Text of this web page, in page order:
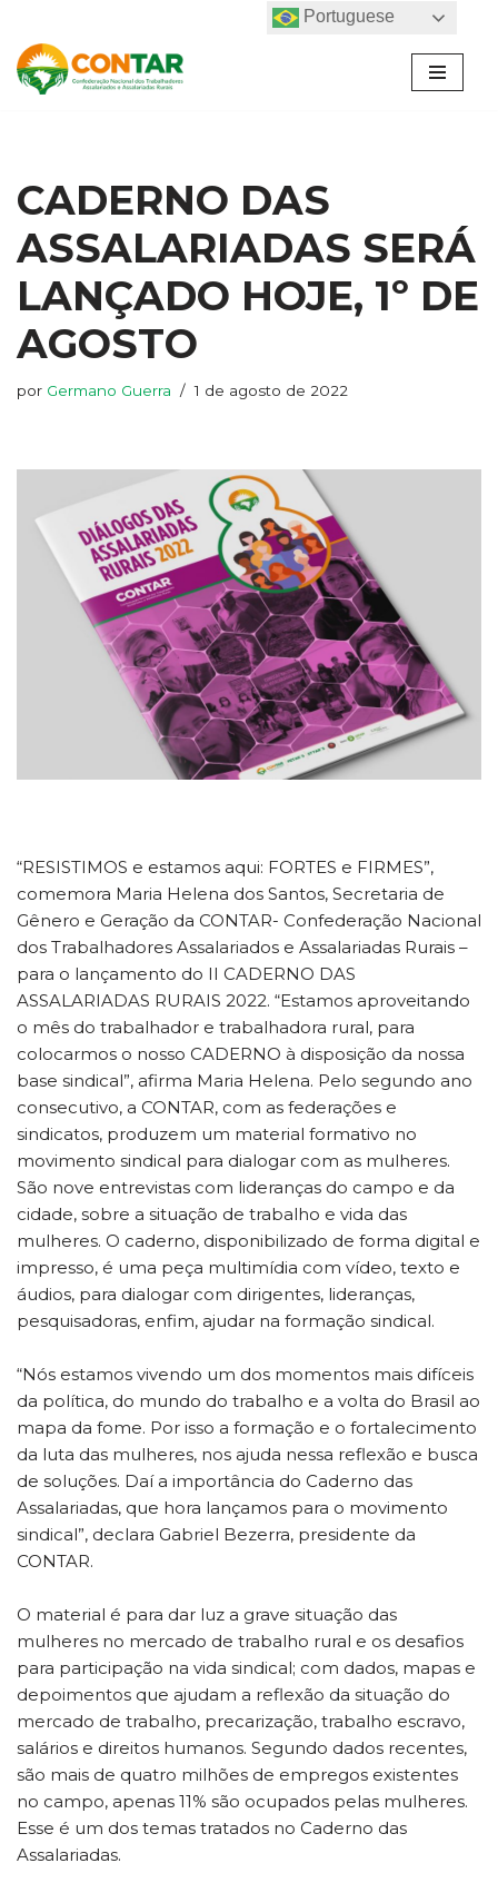
Pular
para
CADERNO DAS
ASSALARIADAS SERÁ
LANÇADO HOJE, 1º DE
AGOSTO
por Germano Guerra 1 de agosto de 2022
“RESISTIMOS e estamos aqui: FORTES e FIRMES”,
comemora Maria Helena dos Santos, Secretaria de
Gênero e Geração da CONTAR- Confederação Nacional
dos Trabalhadores Assalariados e Assalariadas Rurais –
para o lançamento do II CADERNO DAS
ASSALARIADAS RURAIS 2022. “Estamos aproveitando
o mês do trabalhador e trabalhadora rural, para
colocarmos o nosso CADERNO à disposição da nossa
base sindical”, afirma Maria Helena. Pelo segundo ano
consecutivo, a CONTAR, com as federações e
sindicatos, produzem um material formativo no
movimento sindical para dialogar com as mulheres.
São nove entrevistas com lideranças do campo e da
cidade, sobre a situação de trabalho e vida das
mulheres. O caderno, disponibilizado de forma digital e
impresso, é uma peça multimídia com vídeo, texto e
áudios, para dialogar com dirigentes, lideranças,
pesquisadoras, enfim, ajudar na formação sindical.
“Nós estamos vivendo um dos momentos mais difíceis
da política, do mundo do trabalho e a volta do Brasil ao
mapa da fome. Por isso a formação e o fortalecimento
da luta das mulheres, nos ajuda nessa reflexão e busca
de soluções. Daí a importância do Caderno das
Assalariadas, que hora lançamos para o movimento
sindical”, declara Gabriel Bezerra, presidente da
CONTAR.
O material é para dar luz a grave situação das
mulheres no mercado de trabalho rural e os desafios
para participação na vida sindical; com dados, mapas e
depoimentos que ajudam a reflexão da situação do
mercado de trabalho, precarização, trabalho escravo,
salários e direitos humanos. Segundo dados recentes,
são mais de quatro milhões de empregos existentes
no campo, apenas 11% são ocupados pelas mulheres.
Esse é um dos temas tratados no Caderno das
Assalariadas.
Portuguese